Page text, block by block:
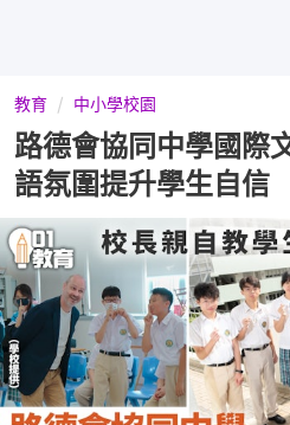
教育 中小學校園
路德會協同中學國
語氛圍提升學生自信